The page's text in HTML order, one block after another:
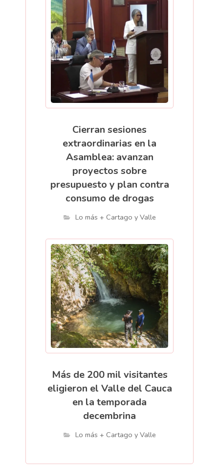
Cierran sesiones
extraordinarias en la
Asamblea: avanzan
proyectos sobre
presupuesto y plan contra
consumo de drogas
Lo más + Cartago y Valle
Más de 200 mil visitantes
eligieron el Valle del Cauca
en la temporada
decembrina
Lo más + Cartago y Valle